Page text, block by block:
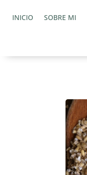
INICIO SOBRE MI